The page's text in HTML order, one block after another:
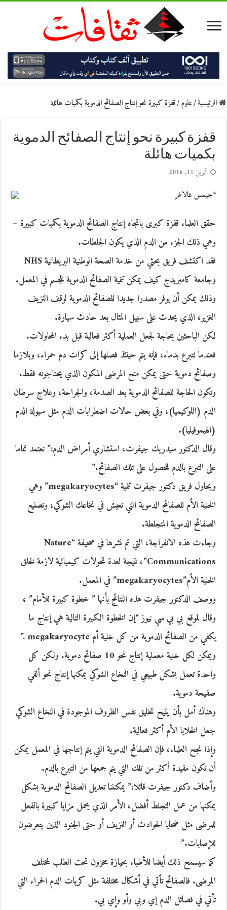
الرئيسية/علوم/قفزة كبيرة نحو إنتاج الصفائح الدموية بكميات هائلة
قفزة كبيرة نحو إنتاج الصفائح الدموية
بكميات هائلة
أبريل 11, 2016
*جيمس غالاغر
حقق العلماء قفزة كبرى باتجاه إنتاج الصفائح الدموية بكميات كبيرة –
وهي ذلك الجزء من الدم الذي يكون الجلطات.
فقد اكتشف فريق بحثي من خدمة الصحة الوطنية البريطانية NHS
وجامعة كامبريدج كيف يمكن تنمية الصفائح الدموية للجسم في المعمل.
وذلك يمكن أن يوفر مصدرا جديدا للصفائح الدموية لوقف النزيف
الغزير، الذي يحدث على سبيل المثال بعد حادث سيارة.
لكن الباحثين بحاجة لجعل العملية أكثر فعالية قبل بدء المحاولات.
فعندما تتبرع بدماء، فإنه يتم حينئذ فصلها إلى كرات دم حمراء، وبلازما
وصفائح دموية حتى يمكن منح المرضى المكون الذي يحتاجونه فقط.
وتكون الحاجة للصفائح الدموية بعد الصدمة، والجراحة، وعلاج سرطان
الدم (اللوكيميا)، وفي بعض حالات اضطرابات الدم مثل سيولة الدم
(الهيموفيليا).
وقال الدكتور سيدريك جيفرت، استشاري أمراض الدم:” نعتمد تماما
على التبرع بالدم للحصول على تلك الصفائح.”
ويحاول فريق دكتور جيفرت تنمية “megakaryocytes” وهي
الخلية الأم للصفائح الدموية التي تعيش في نخاعك الشوكي، وتصنيع
الصفائح الدموية المتجلطة.
وجاءت هذه الانفراجة، التي تم نشرها في صحيفة “Nature
Communications”، نتيجة لعدة تحولات كيميائية لازمة لخلق
الخلية الأم”megakaryocytes” في المعمل.
ووصف الدكتور جيفرت هذه النتائج بأنها ” خطوة كبيرة للأمام” ،
وقال لموقع بي بي سي نيوز “إن الخطوة الكبيرة التالية هي إنتاج ما
يكفي من الصفائح الدموية من كل خلية أم megakaryocyte .”
ويمكن لكل خلية معملية إنتاج نحو 10 صفائح دموية. ولكن كل
واحدة تعمل بشكل طبيعي في النخاع الشوكي يمكنها إنتاج نحو ألفي
صفيحة دموية.
وهناك أمل بأن يتيح تخليق نفس الظروف الموجودة في النخاع الشوكي
جعل الخلايا الأم أكثر فعالية.
وإذا نجح العلماء، فإن الصفائح الدموية التي يتم إنتاجها في المعمل يمكن
أن تكون مفيدة أكثر من تلك التي يتم جمعها من التبرع بالدم.
وأضاف دكتور جيفرت قائلا:” يمكنننا تعديل الصفائح الدموية بشكل
يمكنها من عمل التجلط أفضل، الأمر الذي يحمل مزايا كبيرة بالفعل
للمرضى مثل ضحايا الحوادث أو النزيف أو حتى الجنود الذين يتعرضون
للإصابات.”
كما سيسمح ذلك أيضا للأطباء بحيازة مخزون تحت الطلب لمختلف
المرضى. فالصفائح تأتي في أشكال مختلفة مثل كريات الدم الحمراء التي
تأتي في فصائل الدم إي وبي وأو وإي بي.